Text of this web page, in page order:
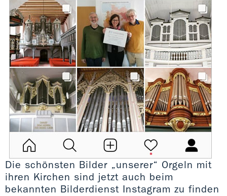
Die schönsten Bilder „unserer“ Orgeln mit
ihren Kirchen sind jetzt auch beim
bekannten Bilderdienst Instagram zu finden